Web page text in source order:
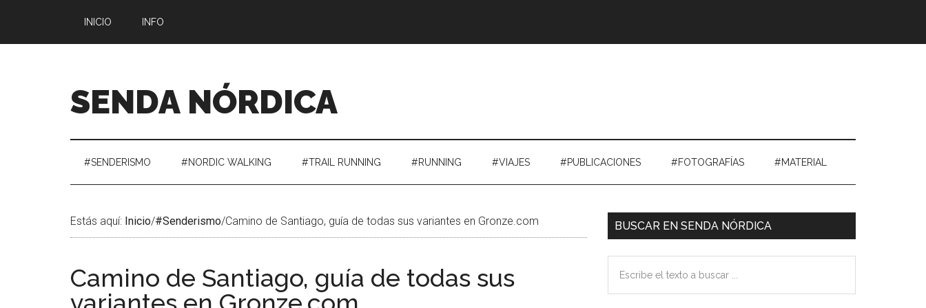
contenido
secondary
la
pie
INICIO INFO
SENDA NÓRDICA
#SENDERISMO #NORDIC WALKING #TRAIL RUNNING #RUNNING #VIAJES #PUBLICACIONES #FOTOGRAFÍAS #MATERIAL
Estás aquí: Inicio/#Senderismo/Camino de Santiago, guía de todas sus variantes en Gronze.com
Camino de Santiago, guía de todas sus
Barra
Lateral
Primaria
BUSCAR EN SENDA NÓRDICA